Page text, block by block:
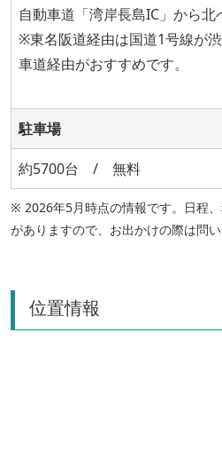
自動車道「湾岸長島IC」から北
※東名阪道経由は国道1号線が
車道経由がおすすめです。
駐車場
約5700台 / 無料
※ 2026年5月時点の情報です。日程
がありますので、お出かけの際は問
位置情報